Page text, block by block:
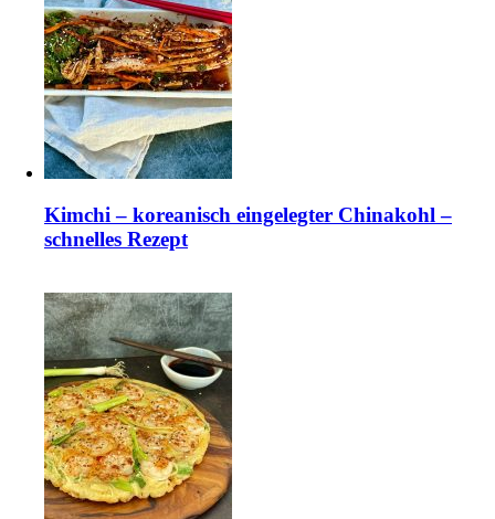
Kimchi – koreanisch eingelegter Chinakohl –
schnelles Rezept